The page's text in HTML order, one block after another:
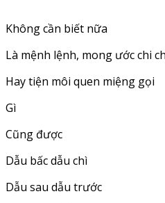
Không cần biết nữa
Là mệnh lệnh, mong ước chi
Hay tiện môi quen miệng gọi
Gì
Cũng được
Dẫu bấc dẫu chì
Dẫu sau dẫu trước